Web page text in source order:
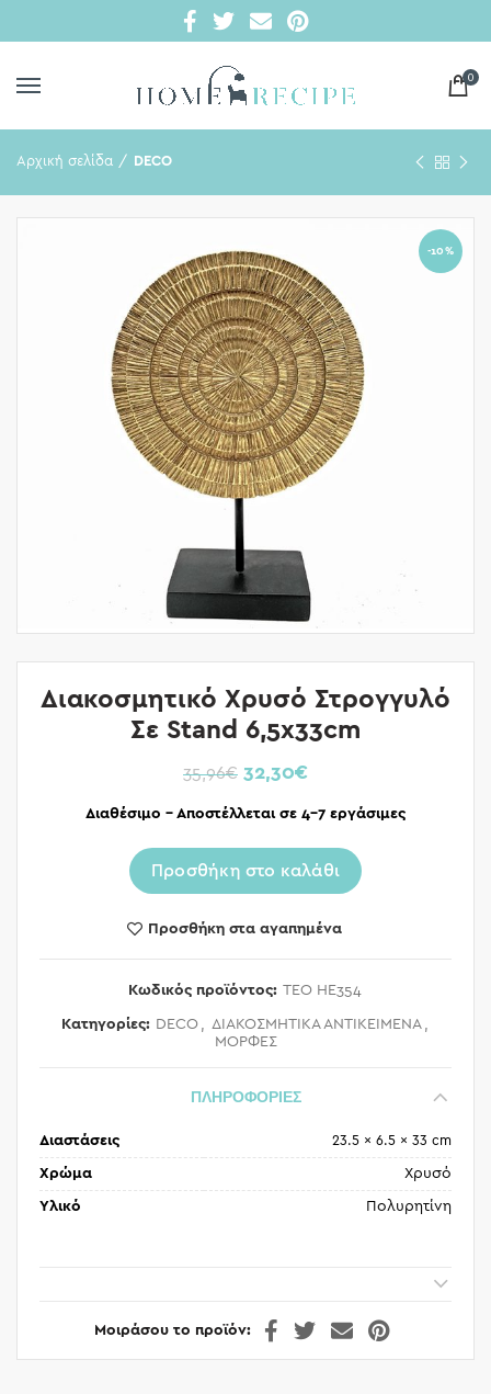
0
Αρχική σελίδα DECO
-10%
Διακοσμητικό Χρυσό Στρογγυλό
Σε Stand 6,5x33cm
35,96€ 32,30€
Διαθέσιμο – Αποστέλλεται σε 4-7 εργάσιμες
Προσθήκη στο καλάθι
Προσθήκη στα αγαπημένα
Κωδικός προϊόντος: TEO HE354
Κατηγορίες: DECO , ΔΙΑΚΟΣΜΗΤΙΚΑ ΑΝΤΙΚΕΙΜΕΝΑ ,
ΜΟΡΦΕΣ
ΠΛΗΡΟΦΟΡΙΕΣ
Διαστάσεις 23.5 × 6.5 × 33 cm
Χρώμα Χρυσό
Υλικό Πολυρητίνη
Μοιράσου το προϊόν